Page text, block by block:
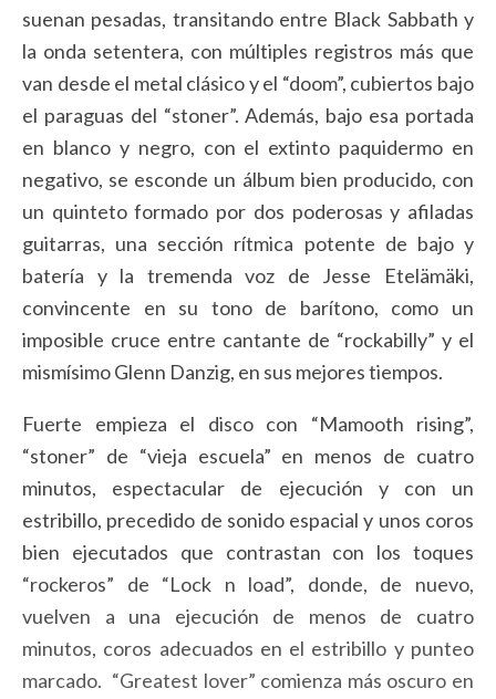
suenan pesadas, transitando entre Black Sabbath y
la onda setentera, con múltiples registros más que
van desde el metal clásico y el “doom”, cubiertos bajo
el paraguas del “stoner”. Además, bajo esa portada
en blanco y negro, con el extinto paquidermo en
negativo, se esconde un álbum bien producido, con
un quinteto formado por dos poderosas y afiladas
guitarras, una sección rítmica potente de bajo y
batería y la tremenda voz de Jesse Etelämäki,
convincente en su tono de barítono, como un
imposible cruce entre cantante de “rockabilly” y el
mismísimo Glenn Danzig, en sus mejores tiempos.
Fuerte empieza el disco con “Mamooth rising”,
“stoner” de “vieja escuela” en menos de cuatro
minutos, espectacular de ejecución y con un
estribillo, precedido de sonido espacial y unos coros
bien ejecutados que contrastan con los toques
“rockeros” de “Lock n load”, donde, de nuevo,
vuelven a una ejecución de menos de cuatro
minutos, coros adecuados en el estribillo y punteo
marcado. “Greatest lover” comienza más oscuro en